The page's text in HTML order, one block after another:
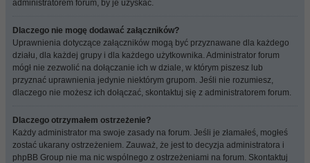
administratorem forum, by je uzyskać.
Dlaczego nie mogę dodawać załączników?
Uprawnienia dotyczące załączników mogą być przyznawane dla każdego
działu, dla każdej grupy i dla każdego użytkownika. Administrator forum
mógł nie zezwolić na dołączanie ich w dziale, w którym piszesz lub
przyznać uprawnienia jedynie niektórym grupom. Jeśli nie rozumiesz,
dlaczego nie możesz ich dołączać, skontaktuj się z administratorem forum.
Dlaczego otrzymałem ostrzeżenie?
Każdy administrator ma swoje zasady na forum. Jeśli je złamałeś, mogłeś
zostać ukarany ostrzeżeniem. Zauważ, że jest to decyzja administratora i
phpBB Group nie ma nic wspólnego z ostrzeżeniami na forum. Skontaktuj